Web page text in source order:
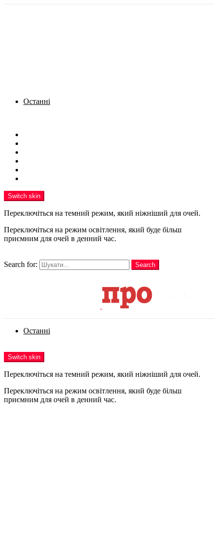
Останні
Switch skin
Переключіться на темний режим, який ніжніший для очей.
Переключіться на режим освітлення, який буде більш
приємним для очей в денний час.
Search for:
Search
Останні
Switch skin
Переключіться на темний режим, який ніжніший для очей.
Переключіться на режим освітлення, який буде більш
приємним для очей в денний час.